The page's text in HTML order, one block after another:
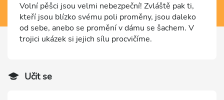
Volní pěšci jsou velmi nebezpeční! Zvláště pak ti,
kteří jsou blízko svému poli proměny, jsou daleko
od sebe, anebo se promění v dámu se šachem. V
trojici ukázek si jejich sílu procvičíme.
Učit se